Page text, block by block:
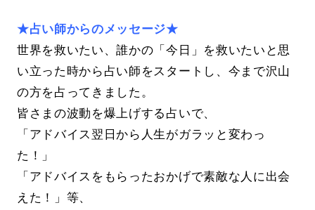
★占い師からのメッセージ★
世界を救いたい、誰かの「今日」を救いたいと思
い立った時から占い師をスタートし、今まで沢山
の方を占ってきました。
皆さまの波動を爆上げする占いで、
「アドバイス翌日から人生がガラッと変わっ
た！」
「アドバイスをもらったおかげで素敵な人に出会
えた！」等、